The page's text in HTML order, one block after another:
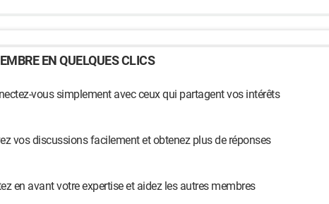
EN QUELQUES CLICS
vous simplement avec ceux qui partagent vos intérêts
vos discussions facilement et obtenez plus de réponses
en avant votre expertise et aidez les autres membres